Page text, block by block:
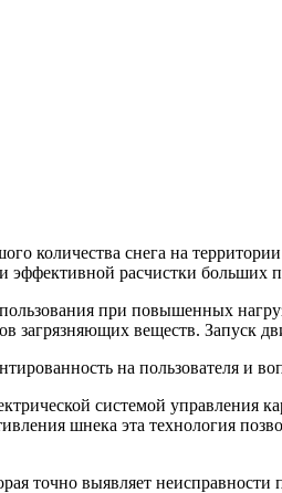
количества снега на
эффективной расчистки больших
при повышенных
веществ. Запуск
на пользователя и
системой управления
шнека эта технология
точно выявляет неисправности